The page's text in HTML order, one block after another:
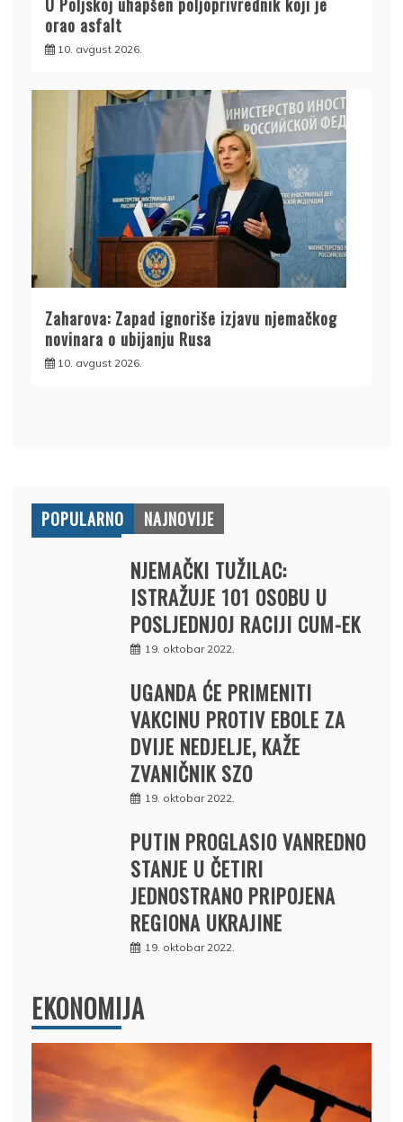
orao asfalt
10. avgust 2026.
Zaharova: Zapad ignoriše izjavu njemačkog
novinara o ubijanju Rusa
10. avgust 2026.
POPULARNO NAJNOVIJE
NJEMAČKI TUŽILAC:
ISTRAŽUJE 101 OSOBU U
POSLJEDNJOJ RACIJI CUM-EK
19. oktobar 2022.
UGANDA ĆE PRIMENITI
VAKCINU PROTIV EBOLE ZA
DVIJE NEDJELJE, KAŽE
ZVANIČNIK SZO
19. oktobar 2022.
PUTIN PROGLASIO VANREDNO
STANJE U ČETIRI
JEDNOSTRANO PRIPOJENA
REGIONA UKRAJINE
19. oktobar 2022.
EKONOMIJA